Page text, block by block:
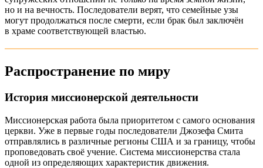
но и на вечность. Последователи верят, что семейные узы
могут продолжаться после смерти, если брак был заключён
в храме соответствующей властью.
Распространение по миру
История миссионерской деятельности
Миссионерская работа была приоритетом с самого основания
церкви. Уже в первые годы последователи Джозефа Смита
отправлялись в различные регионы США и за границу, чтобы
проповедовать своё учение. Система миссионерства стала
одной из определяющих характеристик движения.